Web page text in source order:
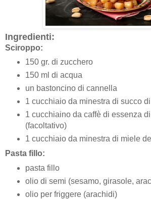
Ingredienti:
Sciroppo:
150 gr. di zucchero
150 ml di acqua
un bastoncino di cannella
1 cucchiaio da minestra di succo
1 cucchiaino da caffè di essenza
(facoltativo)
1 cucchiaio da minestra di miele
Pasta fillo:
pasta fillo
olio di semi (sesamo, girasole,
olio per friggere (arachidi)